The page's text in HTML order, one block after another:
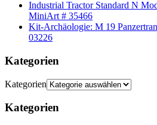
Industrial Tractor Standard N
MiniArt # 35466
Kit-Archäologie: M 19
03226
Kategorien
Kategorien
Kategorien